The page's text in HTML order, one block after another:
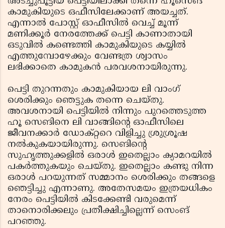
കാമുകിയുടെ ഒഫീസിലേക്കാണ് അയച്ചത്.
എന്നാല്‍ പോസ്റ്റ് ഓഫീസില്‍ വെച്ച് മൂന്ന്
മണിക്കൂര്‍ നേരത്തേക്ക് പെട്ടി കാണാതായി
ഒടുവില്‍ കണ്ടെത്തി കാമുകിയുടെ കയ്യില്‍
എത്തുമ്പോഴേക്കും വേണ്ടത്ര ശ്വാസം
ലഭിക്കാതെ കാമുകന്‍ പരവശനായിരുന്നു.
പെട്ടി തുറന്നതും കാമുകിയായ ലി വാംഗ്
ശെരിക്കും ഞെട്ടുക തന്നെ ചെയ്തു.
അവശനായി പെട്ടിയില്‍ നിന്നും പുറത്തെടുത്ത
ഹൂ സെങിനെ ലി വാങ്ങിന്റെ ഓഫീസിലെ
ജീവനക്കാര്‍ ഡോക്റ്ററെ വിളിച്ചു ശ്രുശ്രൂഷ
നല്‍കുകയായിരുന്നു. സെങിന്റെ
സുഹൃത്തുക്കളില്‍ ഒരാള്‍ ഇതെല്ലാം ക്യാമറയില്‍
പകര്‍ത്തുകയും ചെയ്തു. ഇതെല്ലാം കണ്ടു നിന്ന
ഒരാള്‍ പറയുന്നത് സമ്മാനം ശെരിക്കും തങ്ങളെ
ഞെട്ടിച്ചു എന്നാണു. അതേസമയം ഇത്രയധികം
നേരം പെട്ടിയില്‍ കിടക്കേണ്ടി വരുമെന്ന്
താനൊരിക്കലും പ്രതീക്ഷിച്ചില്ലെന്ന് സെംങ്
പറഞ്ഞു.